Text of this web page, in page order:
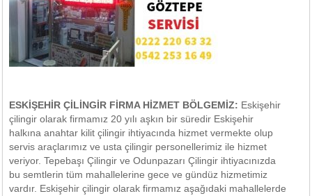
ESKİŞEHİR ÇİLİNGİR FİRMA HİZMET BÖLGEMİZ: Eskişehir
çilingir olarak firmamız 20 yılı aşkın bir süredir Eskişehir
halkına anahtar kilit çilingir ihtiyacında hizmet vermekte olup
servis araçlarımız ve usta çilingir personellerimiz ile hizmet
veriyor. Tepebaşı Çilingir ve Odunpazarı Çilingir ihtiyacınızda
bu semtlerin tüm mahallelerine gece ve gündüz hizmetimiz
vardır. Eskişehir çilingir olarak firmamız aşağıdaki mahallelerde